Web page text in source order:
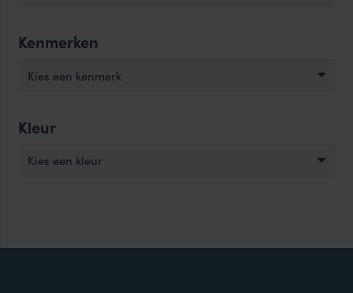
Kenmerken
Kies een kenmerk
Kleur
Kies een kleur